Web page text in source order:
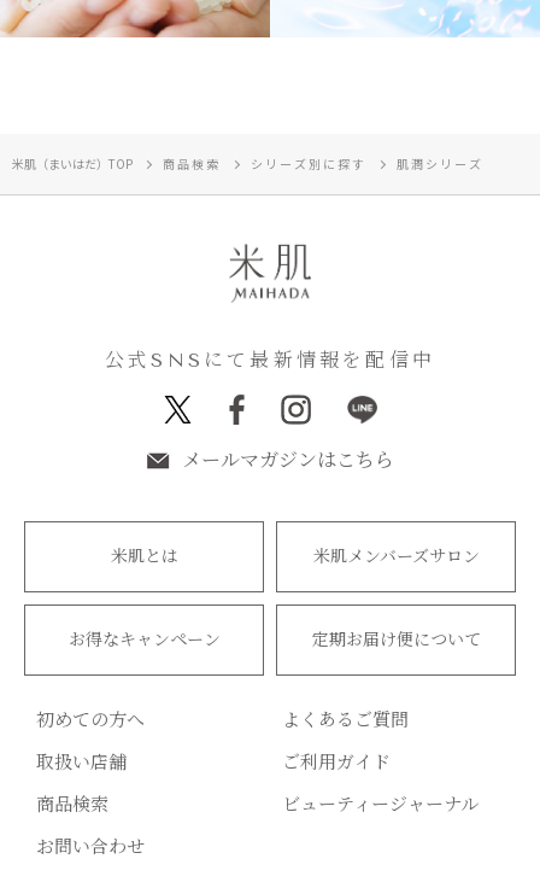
米肌（まいはだ）TOP 商品検索 シリーズ別に探す 肌潤シリーズ
公式SNSにて最新情報を配信中
メールマガジンはこちら
米肌とは 米肌メンバーズサロン
お得なキャンペーン 定期お届け便について
初めての方へ
よくあるご質問
取扱い店舗
ご利用ガイド
商品検索
ビューティージャーナル
お問い合わせ